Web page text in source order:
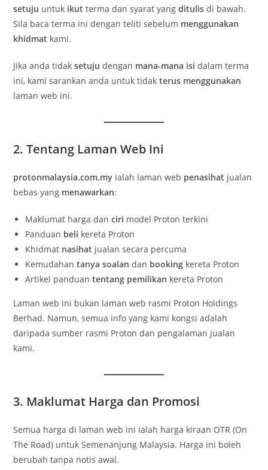
setuju untuk ikut terma dan syarat yangditulis di bawah.
Sila baca terma ini dengan teliti sebelum menggunakan
khidmat kami.
Jika anda tidaksetuju dengan mana-mana isi dalam terma
ini, kami sarankan anda untuk tidakterus menggunakan
laman web ini.
2. Tentang Laman Web Ini
protonmalaysia.com.my ialah laman web penasihat jualan
bebas yang menawarkan:
Maklumat harga danciri model Proton terkini
Panduan beli kereta Proton
Khidmat nasihat jualan secara percuma
Kemudahantanya soalan dan booking kereta Proton
Artikel panduantentang pemilikan kereta Proton
Laman web ini bukan laman web rasmi Proton Holdings
Berhad. Namun, semua info yang kami kongsi adalah
daripada sumber rasmi Proton dan pengalaman jualan
kami.
3. Maklumat Harga dan Promosi
Semua harga di laman web ini ialah harga kiraan OTR (On
The Road) untuk Semenanjung Malaysia. Harga ini boleh
berubah tanpa notis awal.